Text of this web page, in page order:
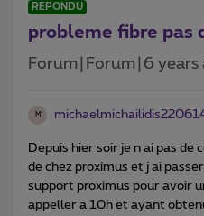
RÉPONDU
probleme fibre pas
Forum|Forum|6 years
M
Depuis hier soir je n ai pas de
de chez proximus et j ai
support proximus pour avoir
appeller a 10h et ayant